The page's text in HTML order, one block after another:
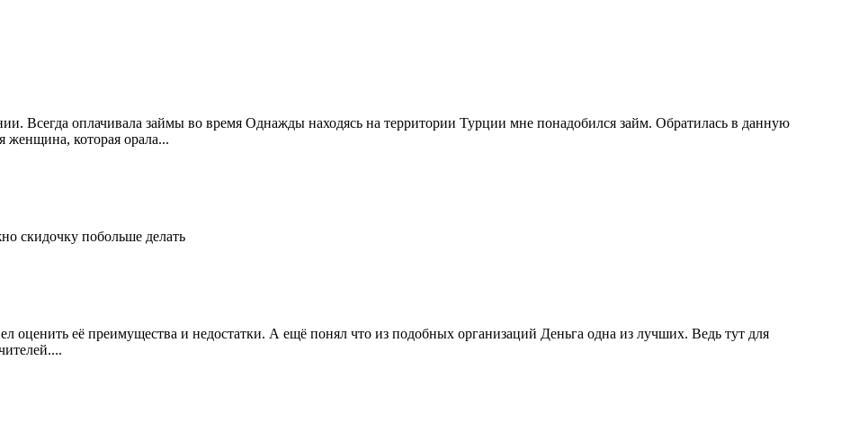
Всегда оплачивала займы во время Однажды находясь на территории Турции мне понадобился займ. Обратилась в данную
женщина, которая орала...
скидочку побольше делать
оценить её преимущества и недостатки. А ещё понял что из подобных организаций Деньга одна из лучших. Ведь тут для